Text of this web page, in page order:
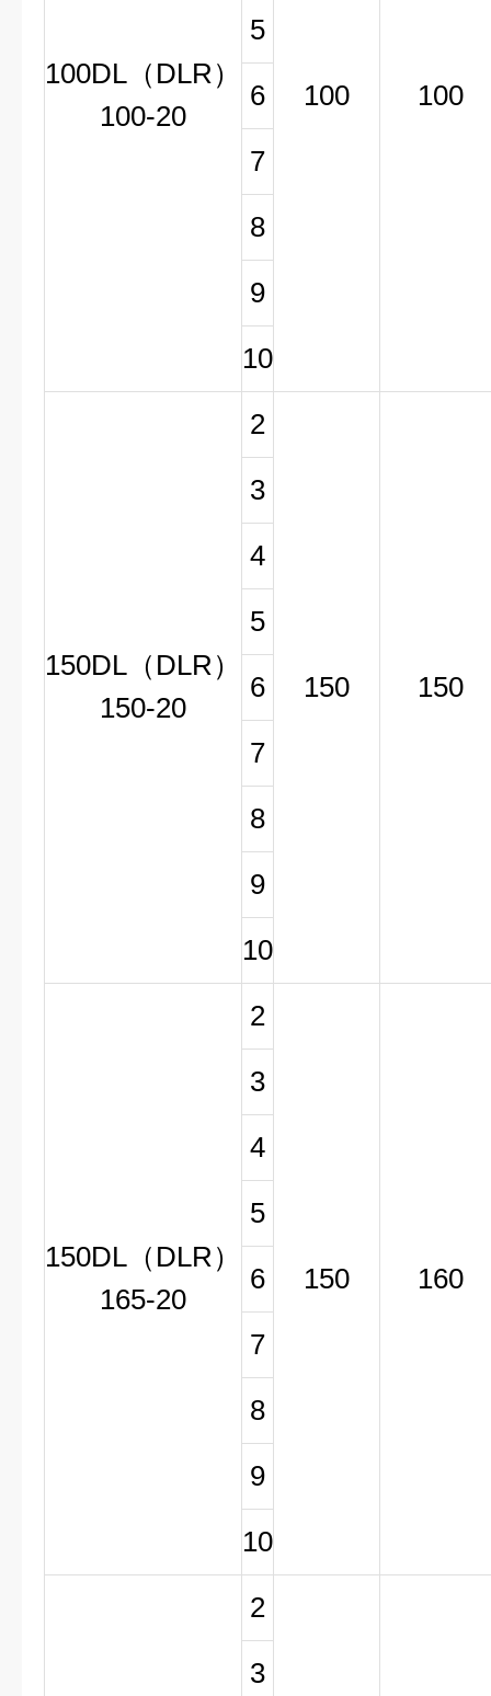
100DL（DLR）
100-20
100 100
5
6
7
8
9
10
150DL（DLR）
150-20
2
150 150
3
4
5
6
7
8
9
10
150DL（DLR）
165-20
2
150 160
3
4
5
6
7
8
9
10
2
3